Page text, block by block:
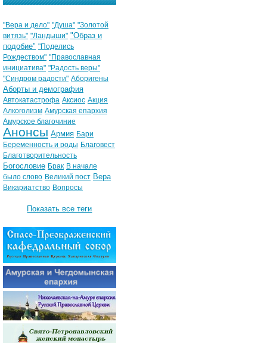
"Вера и дело" "Душа" "Золотой
витязь" "Ландыши" "Образ и
подобие" "Поделись
Рождеством" "Православная
инициатива" "Радость веры"
"Синдром радости" Аборигены
Аборты и демография
Автокатастрофа Аксиос Акция
Алкоголизм Амурская епархия
Амурское благочиние
Анонсы Армия Бари
Беременность и роды Благовест
Благотворительность
Богословие Брак В начале
было слово Великий пост Вера
Викариатство Вопросы
Показать все теги